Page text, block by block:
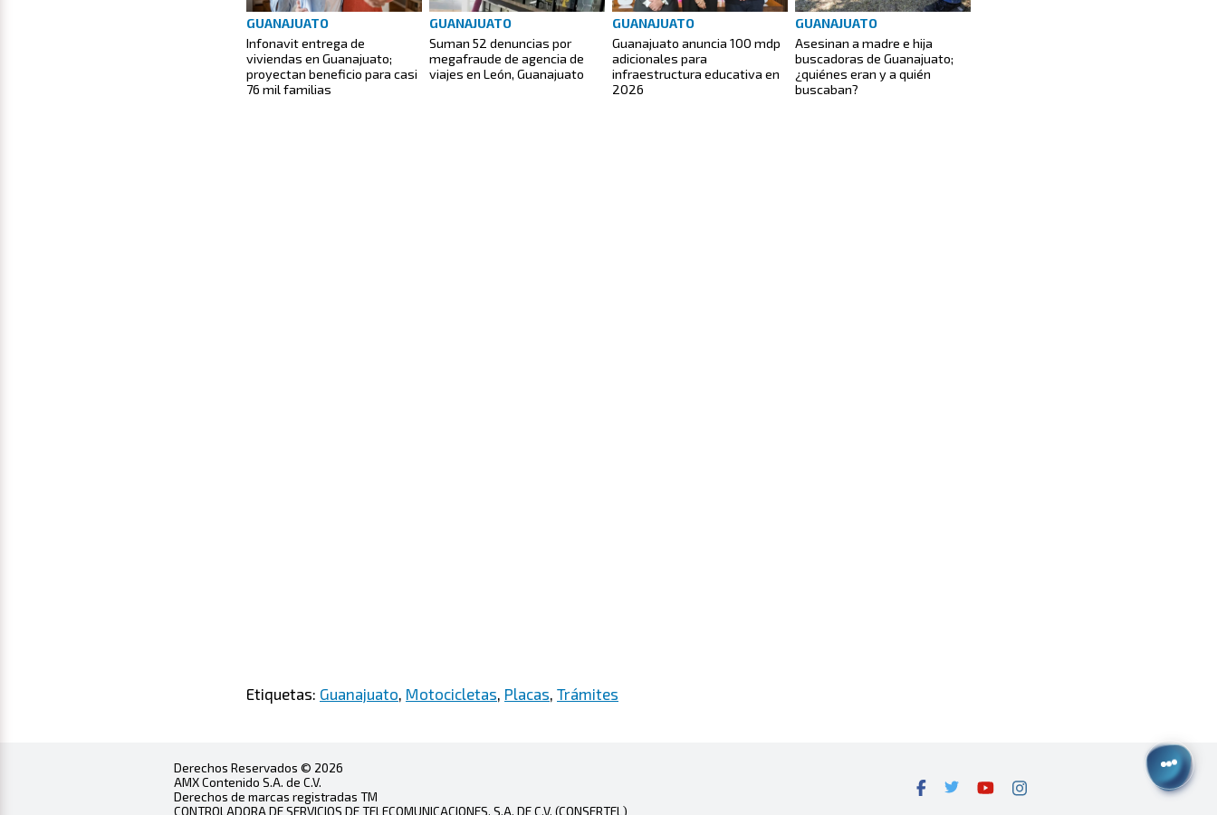
GUANAJUATO
Infonavit entrega de
viviendas en Guanajuato;
proyectan beneficio para casi
76 mil familias
GUANAJUATO
Suman 52 denuncias por
megafraude de agencia de
viajes en León, Guanajuato
GUANAJUATO
Guanajuato anuncia 100 mdp
adicionales para
infraestructura educativa en
2026
GUANAJUATO
Asesinan a madre e hija
buscadoras de Guanajuato;
¿quiénes eran y a quién
buscaban?
Etiquetas: Guanajuato, Motocicletas, Placas, Trámites
Derechos Reservados © 2026
AMX Contenido S.A. de C.V.
Derechos de marcas registradas TM
CONTROLADORA DE SERVICIOS DE TELECOMUNICACIONES, S.A. DE C.V. (CONSERTEL)